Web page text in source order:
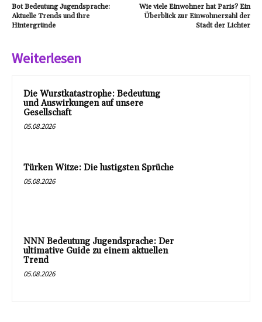
Bot Bedeutung Jugendsprache:
Aktuelle Trends und ihre
Hintergründe
Wie viele Einwohner hat Paris? Ein
Überblick zur Einwohnerzahl der
Stadt der Lichter
Weiterlesen
Die Wurstkatastrophe: Bedeutung
und Auswirkungen auf unsere
Gesellschaft
05.08.2026
Türken Witze: Die lustigsten Sprüche
05.08.2026
NNN Bedeutung Jugendsprache: Der
ultimative Guide zu einem aktuellen
Trend
05.08.2026